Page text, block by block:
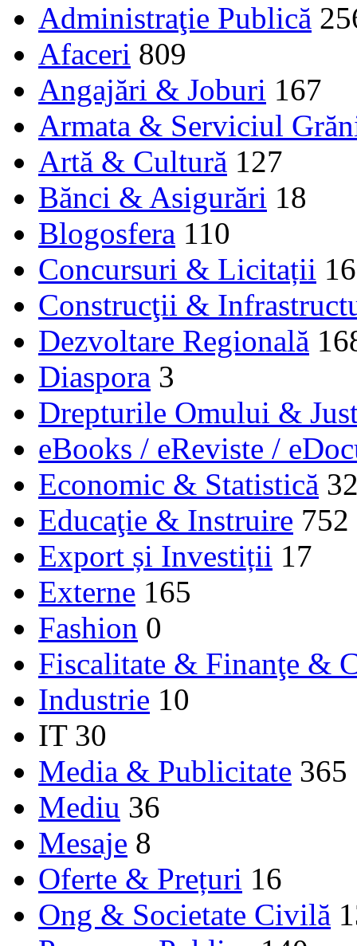
Administraţie Publică
Afaceri 809
Angajări & Joburi 167
Armata & Serviciul
Artă & Cultură 127
Bănci & Asigurări 18
Blogosfera 110
Concursuri & Licitații 16
Construcţii &
Dezvoltare Regională
Diaspora 3
Drepturile Omului &
eBooks / eReviste /
Economic & Statistică
Educaţie & Instruire 752
Export și Investiții 17
Externe 165
Fashion 0
Fiscalitate & Finanţe &
Industrie 10
IT 30
Media & Publicitate 365
Mediu 36
Mesaje 8
Oferte & Prețuri 16
Ong & Societate Civilă